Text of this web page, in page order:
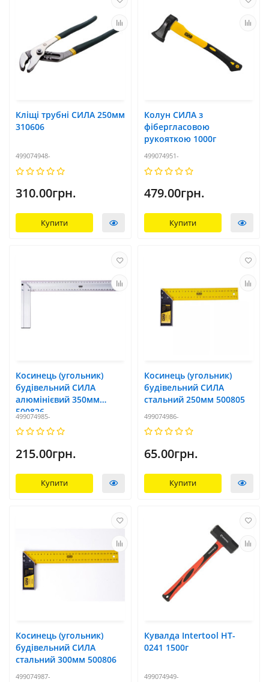
Кліщі трубні СИЛА 250мм
310606
499074948-
310.00грн.
Купити
Колун СИЛА з
фібергласовою
рукояткою 1000г
499074951-
479.00грн.
Купити
Косинець (угольник)
будівельний СИЛА
алюмінієвий 350мм
500826
499074985-
215.00грн.
Купити
Косинець (угольник)
будівельний СИЛА
стальний 250мм 500805
499074986-
65.00грн.
Купити
Косинець (угольник)
будівельний СИЛА
стальний 300мм 500806
499074987-
Кувалда Intertool HT-
0241 1500г
499074949-